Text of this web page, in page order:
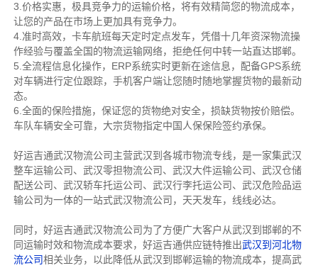
3.价格实惠，极具竞争力的运输价格，将有效精简您的物流成本，
让您的产品在市场上更加具有竞争力。
4.准时高效，卡车航班每天定时定点发车，凭借十几年资深物流操
作经验与覆盖全国的物流运输网络，拒绝任何中转一站直达邯郸。
5.全流程信息化操作，ERP系统实时更新在途信息，配备GPS系统
对车辆进行定位跟踪，手机客户端让您随时随地掌握货物的最新动
态。
6.全面的保险措施，保证您的货物绝对安全，损缺货物按价赔偿。
车队车辆安全可靠，大宗货物指定中国人保保险签约承保。
好运吉通武汉物流公司主营武汉到各城市物流专线，是一家集武汉
整车运输公司、武汉零担物流公司、武汉大件运输公司、武汉仓储
配送公司、武汉轿车托运公司、武汉行李托运公司、武汉危险品运
输公司为一体的一站式武汉物流公司，天天发车，线线必达。
同时，好运吉通武汉物流公司为了方便广大客户从武汉到邯郸的不
同运输时效和物流成本要求，好运吉通供应链特推出武汉到河北物
流公司相关业务，以此降低从武汉到邯郸运输的物流成本，提高武